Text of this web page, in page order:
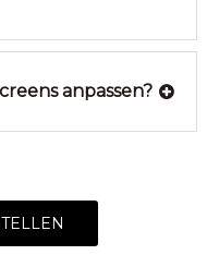
anpassen?